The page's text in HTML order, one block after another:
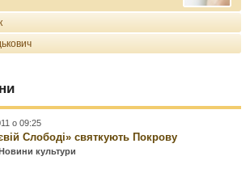
о 09:25
Слободі» святкують Покрову
культури